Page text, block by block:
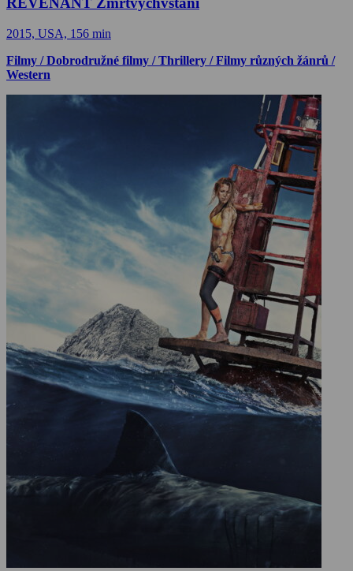
2015, USA, 156 min
Filmy / Dobrodružné filmy / Thrillery / Filmy různých žánrů /
Western